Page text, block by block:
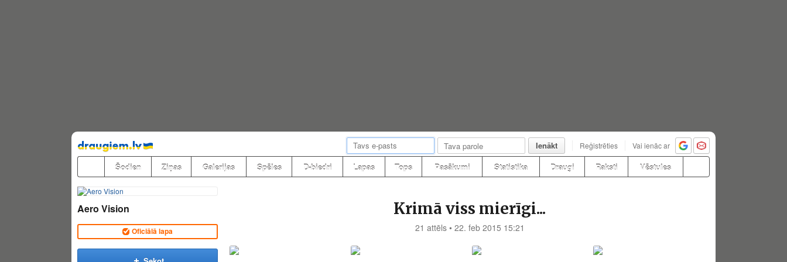
Pāriet
uz
saturu
Ienākt Reģistrēties Vai ienāc ar
Šodien Ziņas Galerijas Spēles D-biedri Lapas Tops Pasākumi Statistika Draugi Raksti Vēstules
Aero Vision
Oficiālā lapa
Krimā viss mierīgi...
21 attēls • 22. feb 2015 15:21